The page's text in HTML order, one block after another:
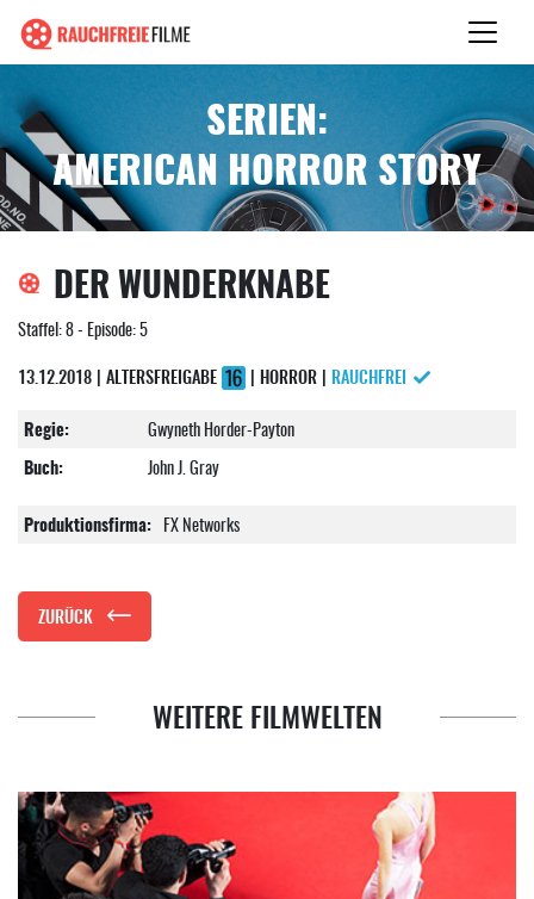
SERIEN:
AMERICAN HORROR STORY
DER WUNDERKNABE
Staffel: 8 - Episode: 5
13.12.2018 | ALTERSFREIGABE
| HORROR | RAUCHFREI
Regie:
Gwyneth Horder-Payton
Buch:
John J. Gray
Produktionsfirma: FX Networks
ZURÜCK
WEITERE FILMWELTEN